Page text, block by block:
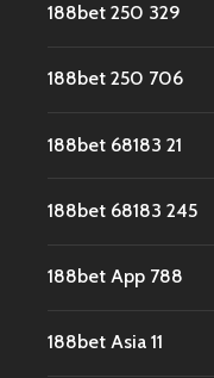
188bet 250 329
188bet 250 706
188bet 68183 21
188bet 68183 245
188bet App 788
188bet Asia 11